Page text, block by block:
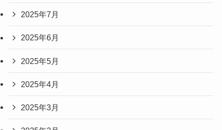
2025年7月
2025年6月
2025年5月
2025年4月
2025年3月